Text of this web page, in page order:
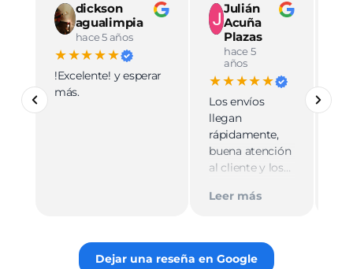
dickson
agualimpia
hace 5 años
★★★★★
!Excelente! y esperar
más.
Julián
Acuña
Plazas
hace 5
años
★★★★★
Los envíos
llegan
rápidamente,
buena atención
al cliente y los
discretos.
Leer más
Dejar una reseña en Google